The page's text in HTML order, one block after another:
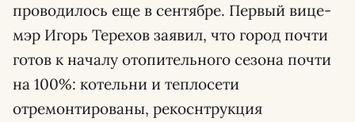
проводилось еще в сентябре. Первый вице-
мэр Игорь Терехов заявил, что город почти
готов к началу отопительного сезона почти
на 100%: котельни и теплосети
отремонтированы, рекоснтрукция